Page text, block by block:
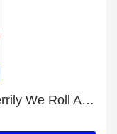
Genießen Sie 9% Rabatt für Merrily We Roll Along tickets